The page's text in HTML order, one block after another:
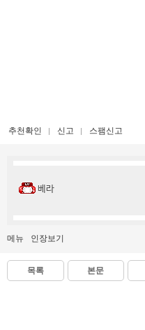
추천확인 신고 스팸신고
베라
메뉴 인장보기
목록 본문